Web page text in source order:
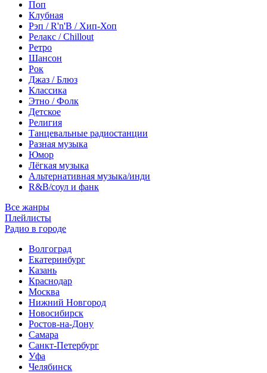
Поп
Клубная
Рэп / R'n'B / Хип-Хоп
Релакс / Chillout
Ретро
Шансон
Рок
Джаз / Блюз
Классика
Этно / Фолк
Детское
Религия
Танцевальные радиостанции
Разная музыка
Юмор
Лёгкая музыка
Альтернативная музыка/инди
R&B/cоул и фанк
Все жанры
Плейлисты
Радио в городе
Волгоград
Екатеринбург
Казань
Краснодар
Москва
Нижний Новгород
Новосибирск
Ростов-на-Дону
Самара
Санкт-Петербург
Уфа
Челябинск